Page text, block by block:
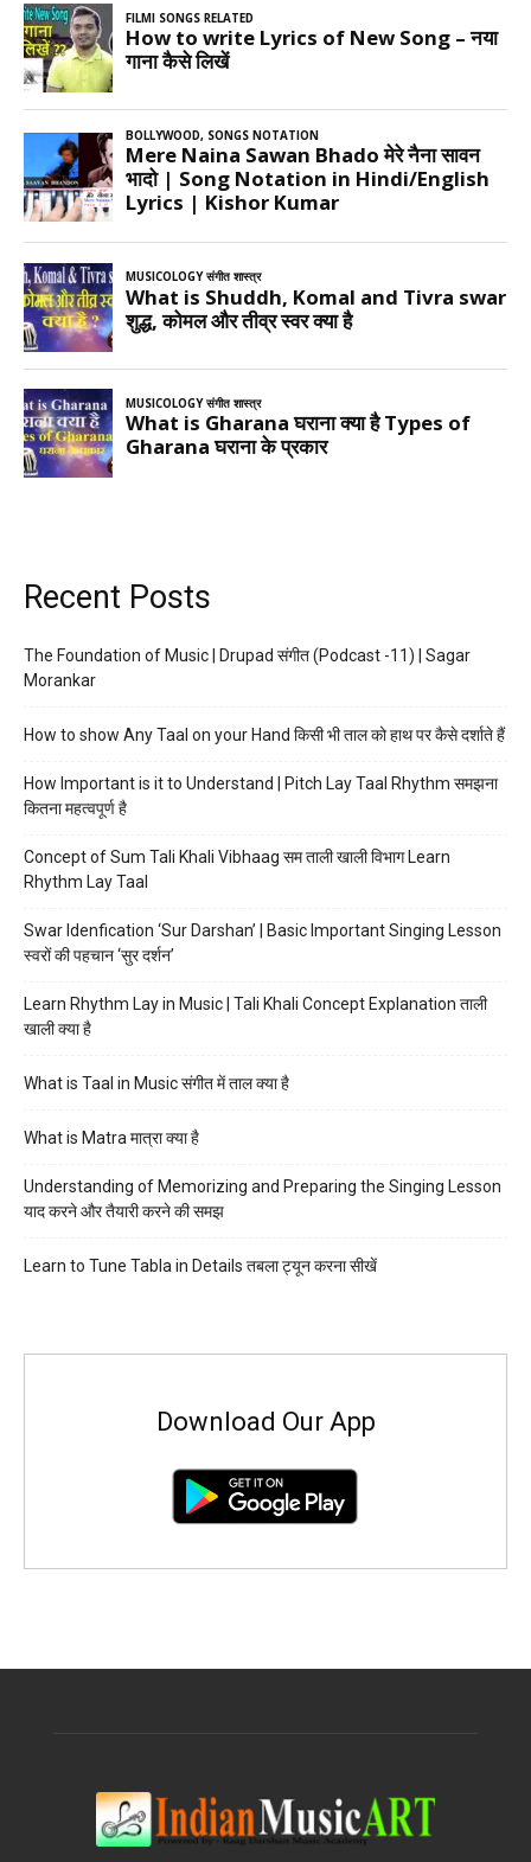
Recent Posts
The Foundation of Music | Drupad संगीत (Podcast -11) | Sagar
Morankar
How to show Any Taal on your Hand किसी भी ताल को हाथ पर कैसे दर्शाते हैं
How Important is it to Understand | Pitch Lay Taal Rhythm समझना
कितना महत्वपूर्ण है
Concept of Sum Tali Khali Vibhaag सम ताली खाली विभाग Learn
Rhythm Lay Taal
Swar Idenfication ‘Sur Darshan’ | Basic Important Singing Lesson
स्वरों की पहचान ‘सुर दर्शन’
Learn Rhythm Lay in Music | Tali Khali Concept Explanation ताली
खाली क्या है
What is Taal in Music संगीत में ताल क्या है
What is Matra मात्रा क्या है
Understanding of Memorizing and Preparing the Singing Lesson
याद करने और तैयारी करने की समझ
Learn to Tune Tabla in Details तबला ट्यून करना सीखें
Download Our App